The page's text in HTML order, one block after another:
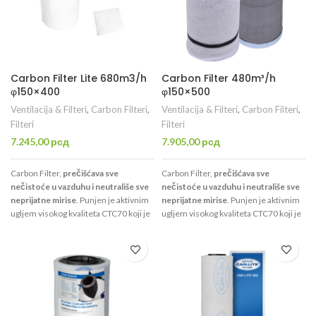
Carbon Filter Lite 680m3/h
φ150×400
Ventilacija & Filteri, Carbon Filteri,
Filteri
7.245,00рсд
Carbon Filter, prečišćava sve
nečistoće u vazduhu i neutrališe sve
neprijatne mirise. Punjen je aktivnim
ugljem visokog kvaliteta CTC70 koji je
uspešnoprečisti 1190
, i dovoljan je za prostorije
Carbon Filter 480m³/h
φ150×500
Ventilacija & Filteri, Carbon Filteri,
Filteri
7.905,00рсд
Carbon Filter, prečišćava sve
nečistoće u vazduhu i neutrališe sve
neprijatne mirise. Punjen je aktivnim
ugljem visokog kvaliteta CTC70 koji je
kubnih metara na sat, i dovoljan je za
do 5m²